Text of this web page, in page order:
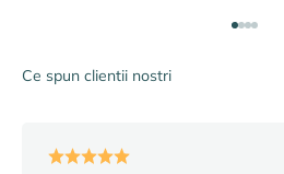
Ce spun clientii nostri